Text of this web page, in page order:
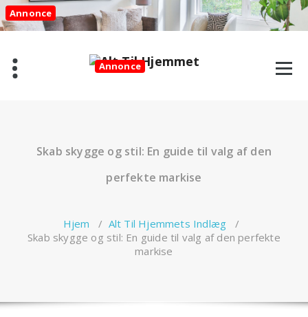
Videre
til
indhold
Annonce
Annonce
Skab skygge og stil: En guide til valg af den
perfekte markise
Hjem / Alt Til Hjemmets Indlæg /
Skab skygge og stil: En guide til valg af den perfekte
markise